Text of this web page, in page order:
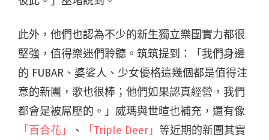
此外，他們也認為不少的新生獨立樂團實力都很
堅強，值得樂迷們聆聽。筑筑提到：「我們身邊
的 FUBAR、婆娑人、少女優格這幾個都是值得注
意的新團，歌也很棒；他們如果認真經營，我們
都會是被屌壓的。」威瑪與世暄也補充，還有像
「百合花」
、 「Triple Deer」 等近期的新團其實